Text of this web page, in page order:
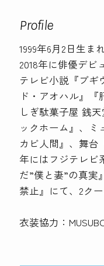
Profile
1999年6月2日生ま
2018年に俳優デビ
テレビ小説『ブギ
ド・アオハル』
しぎ駄菓子屋 銭
ックホーム』、ミ
カビ人間』、舞台
年にはフジテレビ
だ”僕と妻”の真実
禁止』にて、2ク
衣装協力：